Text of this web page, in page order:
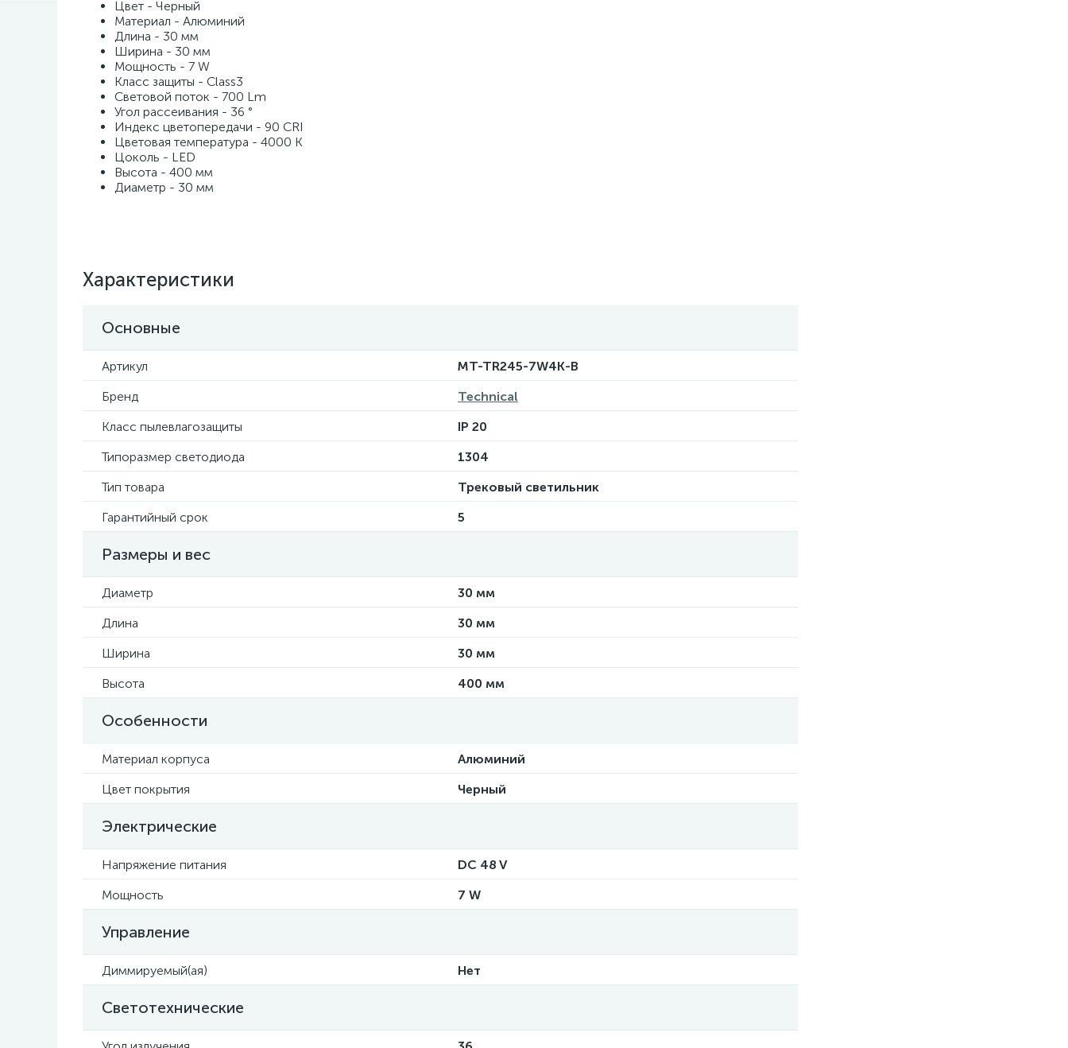
Цвет - Черный
Материал - Алюминий
Длина - 30 мм
Ширина - 30 мм
Мощность - 7 W
Класс защиты - Class3
Световой поток - 700 Lm
Угол рассеивания - 36 °
Индекс цветопередачи - 90 CRI
Цветовая температура - 4000 K
Цоколь - LED
Высота - 400 мм
Диаметр - 30 мм
Характеристики
Основные
Артикул
MT-TR245-7W4K-B
Бренд
Technical
Класс пылевлагозащиты
IP 20
Типоразмер светодиода
1304
Тип товара
Трековый светильник
Гарантийный срок
5
Размеры и вес
Диаметр
30 мм
Длина
30 мм
Ширина
30 мм
Высота
400 мм
Особенности
Материал корпуса
Алюминий
Цвет покрытия
Черный
Электрические
Напряжение питания
DC 48 V
Мощность
7 W
Управление
Диммируемый(ая) Нет
Светотехнические